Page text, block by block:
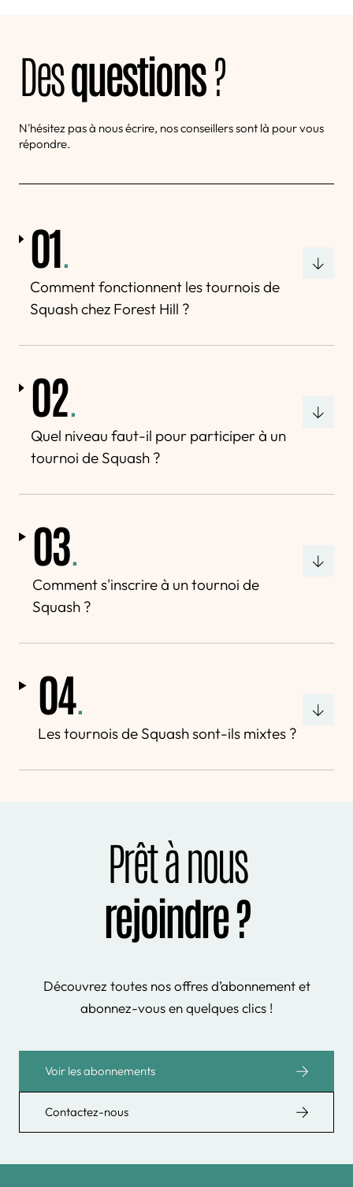
Desquestions?
N'hésitez pas à nous écrire, nos conseillers sont là pour vous
répondre.
01
Comment fonctionnent les tournois de
Squash chez Forest Hill ?
02.
Quel niveau faut-il pour participer à un
tournoi de Squash ?
03.
Comment s'inscrire à un tournoi de
Squash ?
04.
Les tournois de Squash sont-ils mixtes ?
Prêt à nous
rejoindre ?
Découvrez toutes nos offres d’abonnement et
abonnez-vous en quelques clics !
Voir les abonnements
Contactez-nous